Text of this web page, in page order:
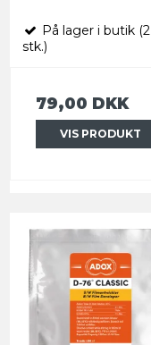
På lager i butik (2
stk.)
79,00 DKK
VIS PRODUKT